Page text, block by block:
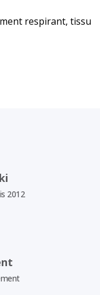
respirant, tissu
2012